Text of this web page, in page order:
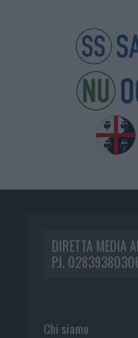
DIRETTA MEDIA
P.I.
Chi siamo